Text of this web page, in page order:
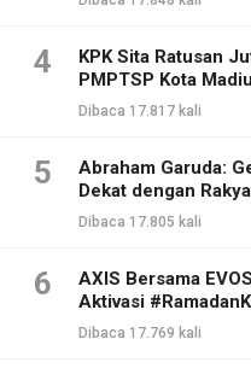
4
KPK Sita Ratusan
PMPTSP Kota
Dibaca 17.817 kali
5
Abraham Garuda:
Dekat dengan
Dibaca 17.805 kali
6
AXIS Bersama
Aktivasi
Dibaca 17.769 kali